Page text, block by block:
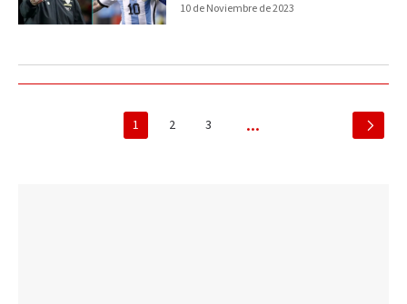
10 de Noviembre de 2023
1 2 3